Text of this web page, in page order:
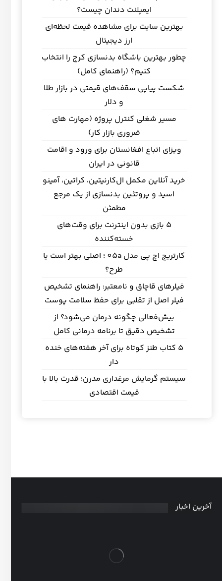
ایمپلنت دندان چیست؟
بهترین سایت برای مشاهده قیمت لحظه‌ای
ارز دیجیتال
چطور بهترین باشگاه بدنسازی کرج را انتخاب
کنیم؟ (راهنمای کامل)
شکست پیاپی سقف‌های قیمتی در بازار طلا
و دلار
مسیر شغلی کنترل پروژه (مهارت های
ضروری بازار کار)
ویزای اتباع افغانستان برای ورود و اقامت
قانونی در ایران
خرید آنلاین مکمل ال‌کارنیتین، کراتین، آمینو
اسید و پروتئین بدنسازی از یک مرجع
مطمئن
5 بازی بدون اینترنت برای وقت‌های
خسته‌کننده
کارتریج اچ پی مدل 05a ؛ اصلی بهتر است یا
طرح؟
فیلرهای قاچاق و نامعتبر: راهنمای تشخیص
فیلر اصل از تقلبی برای حفظ سلامت پوست
بیش‌فعالی چگونه درمان می‌شود؟ از
تشخیص دقیق تا برنامه درمانی کامل
5 کتاب طنز کوتاه برای آخر هفته‌های خنده
دار
سیستم گرمایش مرغداری مدرن؛ قدرت بالا با
قیمت اقتصادی
آخرین اخبار